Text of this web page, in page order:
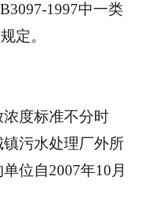
1997中一类
定。
度标准不分时
污水处理厂外所
位自2007年10月